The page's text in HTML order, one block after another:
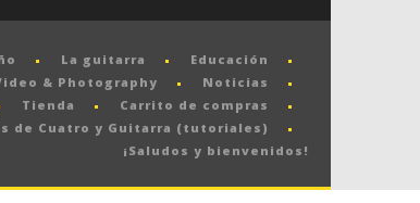
La guitarra
Educación
& Photography
Noticias
Tienda
Carrito de compras
de Cuatro y Guitarra (tutoriales)
¡Saludos y bienvenidos!